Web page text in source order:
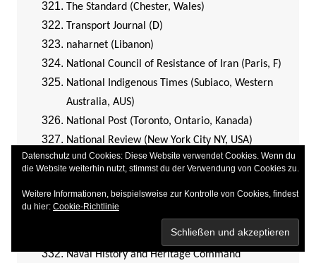
The Standard (Chester, Wales)
Transport Journal (D)
naharnet (Libanon)
National Council of Resistance of Iran (Paris, F)
National Indigenous Times (Subiaco, Western
Australia, AUS)
National Post (Toronto, Ontario, Kanada)
National Review (New York City NY, USA)
National Review (New York NY, USA)
Nachrichten (D)
Naumburger Tageblatt (Sachsen-Anhalt, D)
Naval Analyses (Griechenland)
Naval History and Heritage Command
Datenschutz und Cookies: Diese Website verwendet Cookies. Wenn du
die Website weiterhin nutzt, stimmst du der Verwendung von Cookies zu.
Weitere Informationen, beispielsweise zur Kontrolle von Cookies, findest
du hier: Cookie-Richtlinie